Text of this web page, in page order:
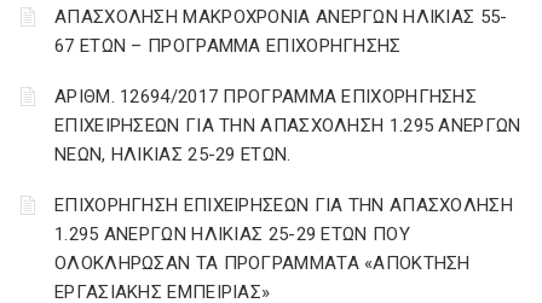
ΑΠΑΣΧΟΛΗΣΗ ΜΑΚΡΟΧΡΟΝΙΑ ΑΝΕΡΓΩΝ ΗΛΙΚΙΑΣ 55-
67 ΕΤΩΝ – ΠΡΟΓΡΑΜΜΑ ΕΠΙΧΟΡΗΓΗΣΗΣ
ΑΡΙΘΜ. 12694/2017 ΠΡΟΓΡΑΜΜΑ ΕΠΙΧΟΡΗΓΗΣΗΣ
ΕΠΙΧΕΙΡΗΣΕΩΝ ΓΙΑ ΤΗΝ ΑΠΑΣΧΟΛΗΣΗ 1.295 ΑΝΕΡΓΩΝ
ΝΕΩΝ, ΗΛΙΚΙΑΣ 25-29 ΕΤΩΝ.
ΕΠΙΧΟΡΗΓΗΣΗ ΕΠΙΧΕΙΡΗΣΕΩΝ ΓΙΑ ΤΗΝ ΑΠΑΣΧΟΛΗΣΗ
1.295 ΑΝΕΡΓΩΝ ΗΛΙΚΙΑΣ 25-29 ΕΤΩΝ ΠΟΥ
ΟΛΟΚΛΗΡΩΣΑΝ ΤΑ ΠΡΟΓΡΑΜΜΑΤΑ «ΑΠΟΚΤΗΣΗ
ΕΡΓΑΣΙΑΚΗΣ ΕΜΠΕΙΡΙΑΣ»